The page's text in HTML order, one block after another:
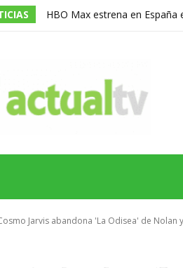
HBO Max estrena en
Jarvis abandona 'La Odisea' de Nolan